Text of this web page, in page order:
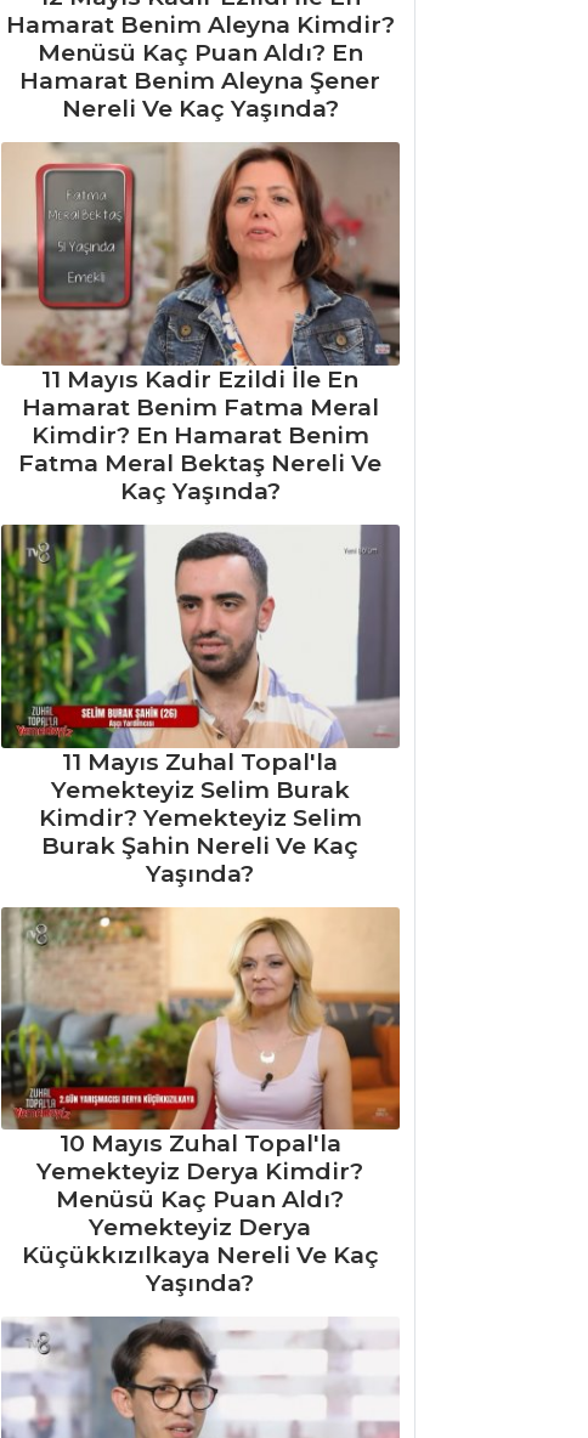
Hamarat Benim Aleyna Kimdir?
Menüsü Kaç Puan Aldı? En
Hamarat Benim Aleyna Şener
Nereli Ve Kaç Yaşında?
11 Mayıs Kadir Ezildi İle En
Hamarat Benim Fatma Meral
Kimdir? En Hamarat Benim
Fatma Meral Bektaş Nereli Ve
Kaç Yaşında?
11 Mayıs Zuhal Topal'la
Yemekteyiz Selim Burak
Kimdir? Yemekteyiz Selim
Burak Şahin Nereli Ve Kaç
Yaşında?
10 Mayıs Zuhal Topal'la
Yemekteyiz Derya Kimdir?
Menüsü Kaç Puan Aldı?
Yemekteyiz Derya
Küçükkızılkaya Nereli Ve Kaç
Yaşında?